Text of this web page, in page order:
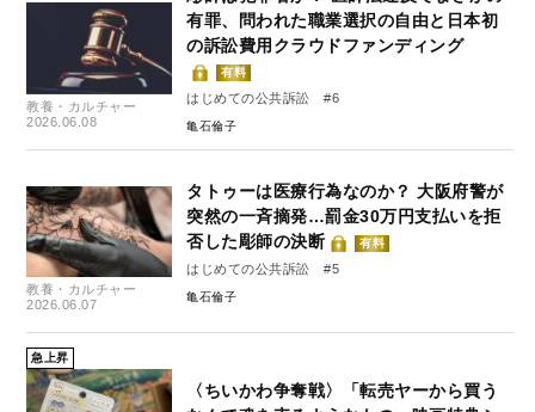
教養・カルチャー
2026.06.08
有罪、問われた職業選択の自由と日本初
の訴訟費用クラウドファンディング
有料
はじめての公共訴訟 #6
亀石倫子
教養・カルチャー
2026.06.07
タトゥーは医療行為なのか？ 大阪府警が
突然の一斉摘発…罰金30万円支払いを拒
否した彫師の決断
有料
はじめての公共訴訟 #5
亀石倫子
急上昇
〈ちいかわ争奪戦〉「転売ヤーから買う